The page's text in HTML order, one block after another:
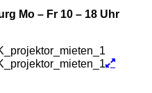
Mo – Fr 10 – 18 Uhr